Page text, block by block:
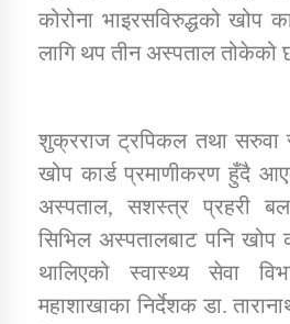
डिभिजन कार्यालय
कर्णाली प्रविधि
सामाजिक बिकास
कोरोना भाइरसविरुद्धको खोप
लागि थप तीन अस्पताल तोकेको
शुक्रराज ट्रपिकल तथा सरुवा
खोप कार्ड प्रमाणीकरण हुँदै
अस्पताल, सशस्त्र प्रहरी
सिभिल अस्पतालबाट पनि खोप
थालिएको स्वास्थ्य सेवा
महाशाखाका निर्देशक डा.